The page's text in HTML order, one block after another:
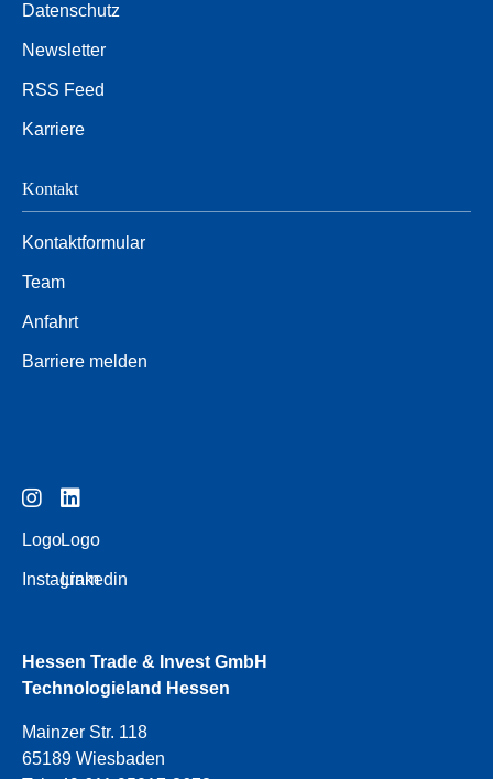
Datenschutz
Newsletter
RSS Feed
Karriere
Kontakt
Kontaktformular
Team
Anfahrt
Barriere melden
Logo
Instagram
Logo
Linkedin
Hessen Trade & Invest GmbH
Technologieland Hessen
Mainzer Str. 118
65189 Wiesbaden